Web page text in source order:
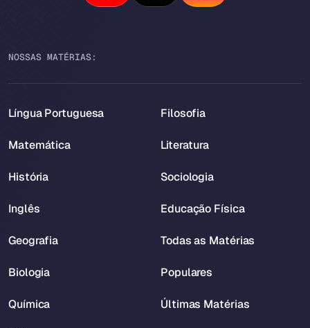
NOSSAS MATÉRIAS:
Língua Portuguesa
Matemática
História
Inglês
Geografia
Biologia
Química
Filosofia
Literatura
Sociologia
Educação Física
Todas as Matérias
Populares
Últimas Matérias